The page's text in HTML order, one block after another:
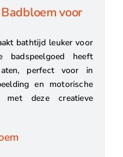
voor
bathtijd leuker voor
badspeelgoed heeft
perfect voor in
en motorische
deze creatieve